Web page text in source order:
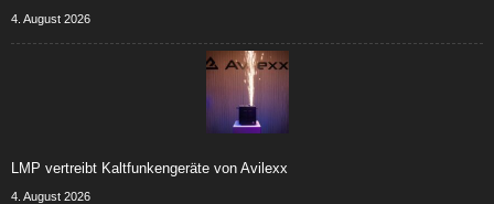
4. August 2026
LMP vertreibt Kaltfunkengeräte von Avilexx
4. August 2026